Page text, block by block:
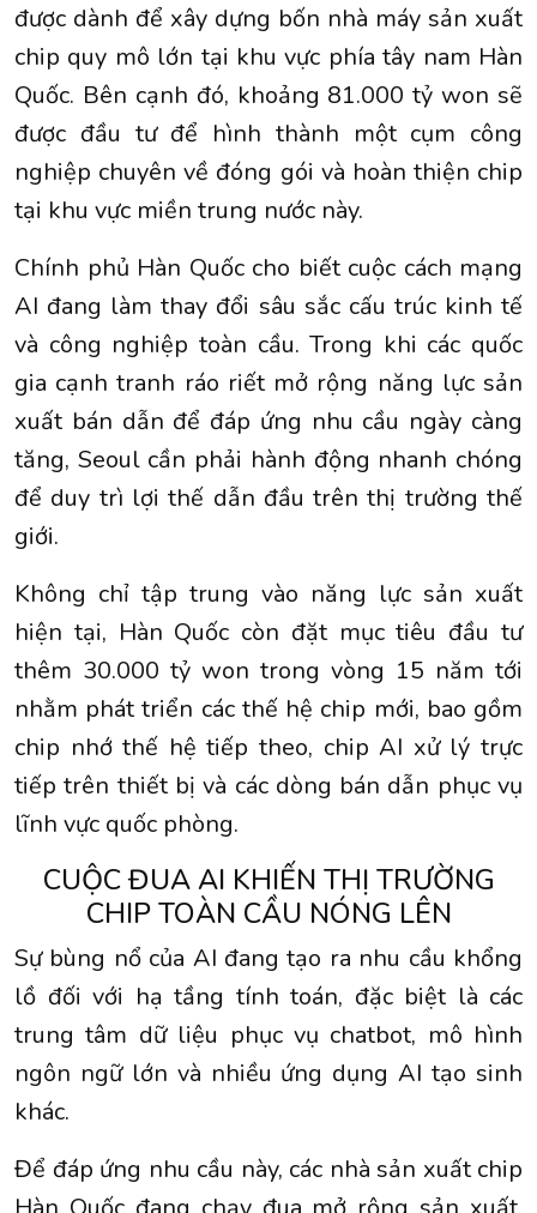
được dành để xây dựng bốn nhà máy sản xuất
chip quy mô lớn tại khu vực phía tây nam Hàn
Quốc. Bên cạnh đó, khoảng 81.000 tỷ won sẽ
được đầu tư để hình thành một cụm công
nghiệp chuyên về đóng gói và hoàn thiện chip
tại khu vực miền trung nước này.
Chính phủ Hàn Quốc cho biết cuộc cách mạng
AI đang làm thay đổi sâu sắc cấu trúc kinh tế
và công nghiệp toàn cầu. Trong khi các quốc
gia cạnh tranh ráo riết mở rộng năng lực sản
xuất bán dẫn để đáp ứng nhu cầu ngày càng
tăng, Seoul cần phải hành động nhanh chóng
để duy trì lợi thế dẫn đầu trên thị trường thế
giới.
Không chỉ tập trung vào năng lực sản xuất
hiện tại, Hàn Quốc còn đặt mục tiêu đầu tư
thêm 30.000 tỷ won trong vòng 15 năm tới
nhằm phát triển các thế hệ chip mới, bao gồm
chip nhớ thế hệ tiếp theo, chip AI xử lý trực
tiếp trên thiết bị và các dòng bán dẫn phục vụ
lĩnh vực quốc phòng.
CUỘC ĐUA AI KHIẾN THỊ TRƯỜNG
CHIP TOÀN CẦU NÓNG LÊN
Sự bùng nổ của AI đang tạo ra nhu cầu khổng
lồ đối với hạ tầng tính toán, đặc biệt là các
trung tâm dữ liệu phục vụ chatbot, mô hình
ngôn ngữ lớn và nhiều ứng dụng AI tạo sinh
khác.
Để đáp ứng nhu cầu này, các nhà sản xuất chip